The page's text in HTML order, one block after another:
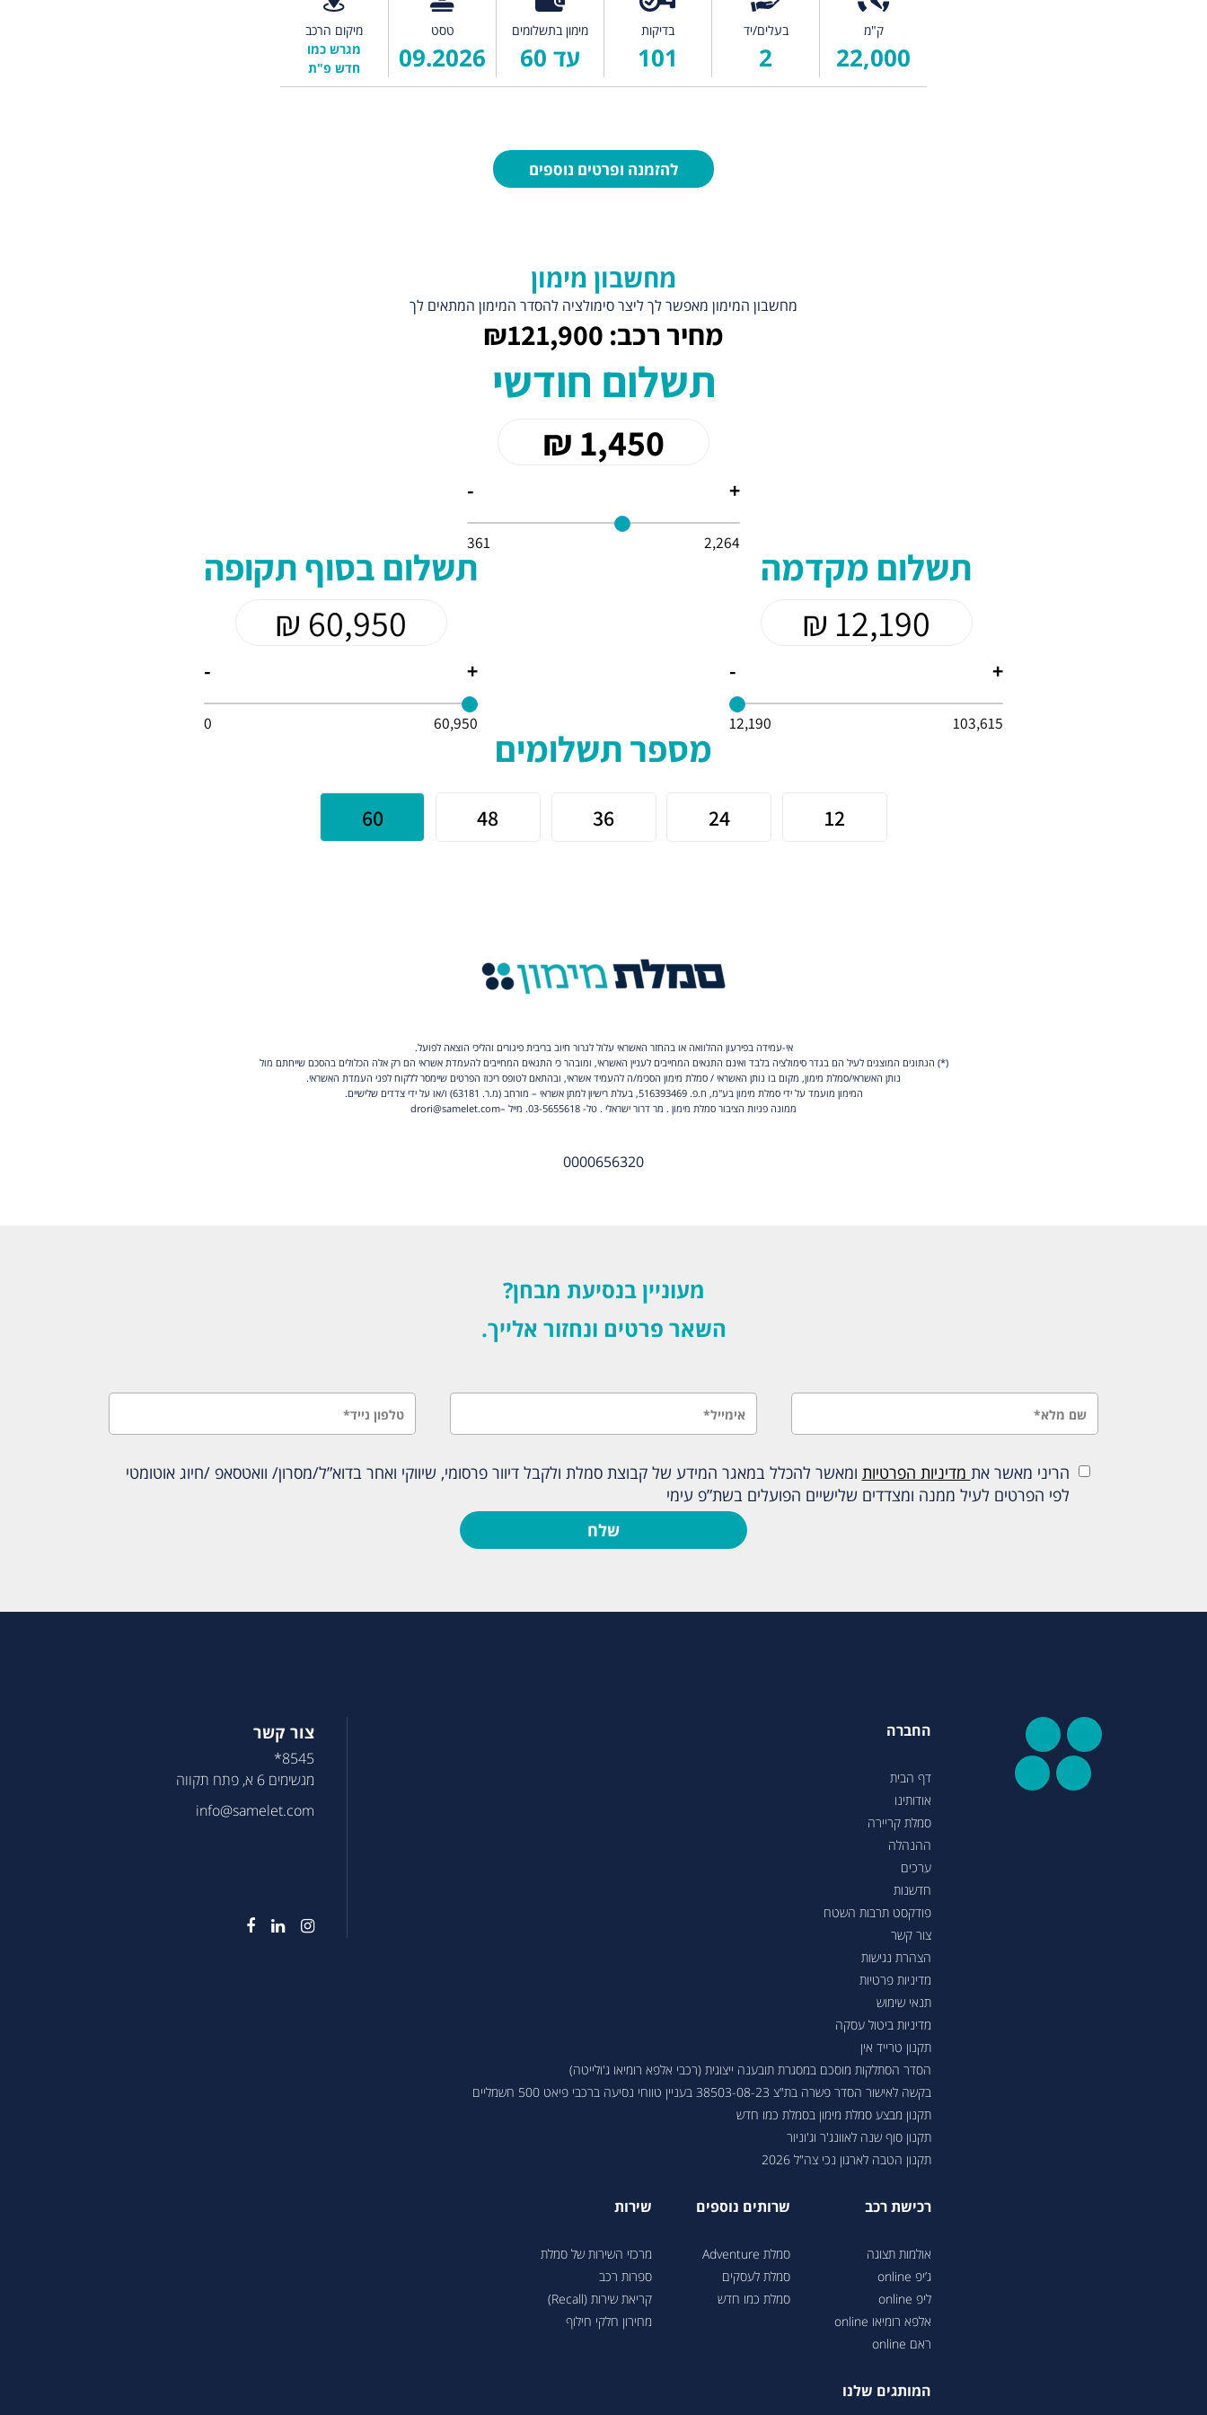
ק"מ
22,000
בעלים/יד
2
בדיקות
101
מימון בתשלומים
עד 60
טסט
09.2026
מיקום הרכב
מגרש כמו
חדש פ"ת
להזמנה ופרטים נוספים
מחשבון מימון
מחשבון המימון מאפשר לך ליצר סימולציה להסדר המימון המתאים לך
אי-עמידה בפירעון ההלוואה או בהחזר האשראי עלול לגרור חיוב בריבית פיגורים והליכי הוצאה לפועל.
(*) הנתונים המוצגים לעיל הם בגדר סימולציה בלבד ואינם התנאים המחייבים לעניין האשראי, ומובהר כי התנאים המחייבים להעמדת אשראי הם רק אלה הכלולים בהסכם שייחתם מול
נותן האשראי/סמלת מימון, מקום בו נותן האשראי / סמלת מימון הסכימ/ה להעמיד אשראי, ובהתאם לטופס ריכוז הפרטים שיימסר ללקוח לפני העמדת האשראי.
המימון מועמד על ידי סמלת מימון בע"מ, ח.פ. 516393469, בעלת רישיון למתן אשראי – מורחב (מ.ר. 63181) ו/או על ידי צדדים שלישיים.
ממונה פניות הציבור סמלת מימון . מר דרור ישראלי . טל- 03-5655618. מייל –drori@samelet.com
0000656320
מעוניין בנסיעת מבחן?
השאר פרטים ונחזור אלייך.
הריני מאשר את מדיניות הפרטיות ומאשר להכלל במאגר המידע של קבוצת סמלת ולקבל דיוור פרסומי, שיווקי ואחר בדוא”ל/מסרון/ וואטסאפ /חיוג אוטומטי
לפי הפרטים לעיל ממנה ומצדדים שלישיים הפועלים בשת”פ עימי
שלח
החברה
דף הבית
אודותינו
סמלת קריירה
ההנהלה
ערכים
חדשנות
פודקסט תרבות השטח
צור קשר
הצהרת נגישות
מדיניות פרטיות
תנאי שימוש
מדיניות ביטול עסקה
תקנון טרייד אין
הסדר הסתלקות מוסכם במסגרת תובענה ייצוגית (רכבי אלפא רומיאו ג'ולייטה)
בקשה לאישור הסדר פשרה בת"צ 38503-08-23 בעניין טווחי נסיעה ברכבי פיאט 500 חשמליים
תקנון מבצע סמלת מימון בסמלת כמו חדש
תקנון סוף שנה לאוונג'ר וג'וניור
תקנון הטבה לארגון נכי צה"ל 2026
רכישת רכב
אולמות תצוגה
ג’יפ online
ליפ online
אלפא רומיאו online
ראם online
שרותים נוספים
סמלת Adventure
סמלת לעסקים
סמלת כמו חדש
שירות
מרכזי השירות של סמלת
ספרות רכב
קריאת שירות (Recall)
מחירון חלקי חילוף
המותגים שלנו
צור קשר
8545*
מגשימים 6 א, פתח תקווה
info@samelet.com